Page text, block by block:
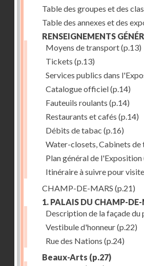
Table des groupes et des
Table des annexes et des
RENSEIGNEMENTS
Moyens de transport(p.13)
Tickets (p.13)
Services publics dans
Catalogue officiel(p.14)
Fauteuils roulants (p.14)
Restaurants et cafés (p.14)
Débits de tabac (p.16)
Water-closets, Cabinets
Plan général de l'Exposition
Itinéraire à suivre pour
CHAMP-DE-MARS (p.21)
1. PALAIS DU CHAMP-
Description de la façade du
Vestibule d'honneur(p.22)
Rue des Nations (p.24)
Beaux-Arts (p.27)